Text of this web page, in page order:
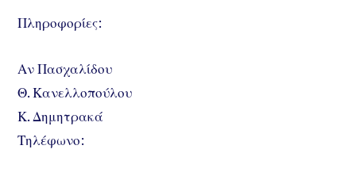
Πληροφορίες:
Αν Πασχαλίδου
Θ. Κανελλοπούλου
Κ. Δημητρακά
Τηλέφωνο: